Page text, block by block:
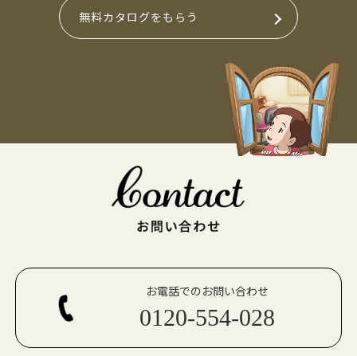
無料カタログをもらう
お電話でのお問い合わせ
0120-554-028